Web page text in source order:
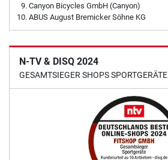
Canyon Bicycles GmbH (Canyon)
ABUS August Bremicker Söhne KG
N-TV & DISQ 2024
GESAMTSIEGER SHOPS SPORTGERÄTE